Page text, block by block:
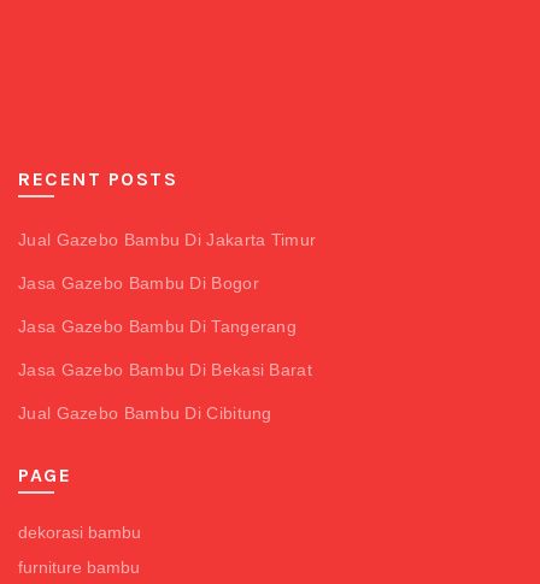
RECENT POSTS
Jual Gazebo Bambu Di Jakarta Timur
Jasa Gazebo Bambu Di Bogor
Jasa Gazebo Bambu Di Tangerang
Jasa Gazebo Bambu Di Bekasi Barat
Jual Gazebo Bambu Di Cibitung
PAGE
dekorasi bambu
furniture bambu